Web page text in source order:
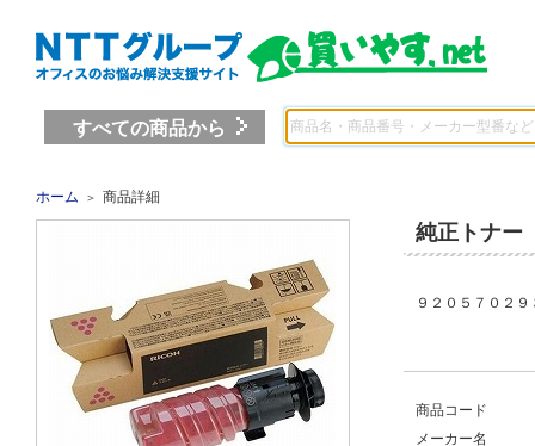
すべての商品から
ホーム ＞ 商品詳細
純正トナ
９２０５７０２
商品コード
メーカー名